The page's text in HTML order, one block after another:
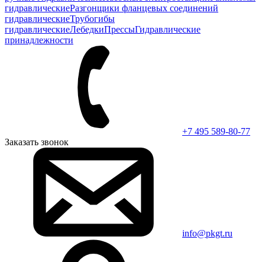
гидравлическиеРазгонщики фланцевых соединений
гидравлическиеТрубогибы
гидравлическиеЛебедкиПрессыГидравлические
принадлежности
+7 495 589-80-77
Заказать звонок
info@pkgt.ru